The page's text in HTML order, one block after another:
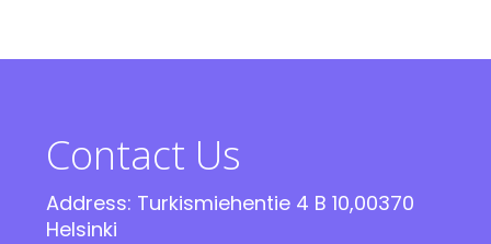
Contact Us
Address: Turkismiehentie 4 B 10,00370
Helsinki